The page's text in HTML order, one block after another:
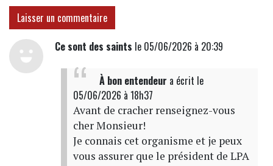
Laisser un commentaire
Ce sont des saints le 05/06/2026 à 20:39
À bon entendeur a écrit le
05/06/2026 à 18h37
Avant de cracher renseignez-vous
cher Monsieur!
Je connais cet organisme et je peux
vous assurer que le président de LPA